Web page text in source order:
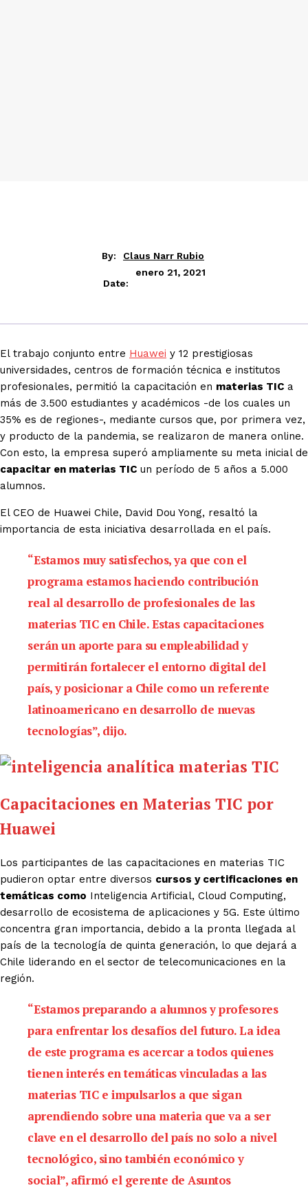
By: Claus Narr Rubio
Date:
enero 21, 2021
El trabajo conjunto entre Huawei y 12 prestigiosas
universidades, centros de formación técnica e institutos
profesionales, permitió la capacitación en materias TIC a
más de 3.500 estudiantes y académicos -de los cuales un
35% es de regiones-, mediante cursos que, por primera vez,
y producto de la pandemia, se realizaron de manera online.
Con esto, la empresa superó ampliamente su meta inicial de
capacitar en materias TIC un período de 5 años a 5.000
alumnos.
El CEO de Huawei Chile, David Dou Yong, resaltó la
importancia de esta iniciativa desarrollada en el país.
“Estamos muy satisfechos, ya que con el
programa estamos haciendo contribución
real al desarrollo de profesionales de las
materias TIC en Chile. Estas capacitaciones
serán un aporte para su empleabilidad y
permitirán fortalecer el entorno digital del
país, y posicionar a Chile como un referente
latinoamericano en desarrollo de nuevas
tecnologías”, dijo.
Capacitaciones en Materias TIC por
Huawei
Los participantes de las capacitaciones en materias TIC
pudieron optar entre diversos cursos y certificaciones en
temáticas como Inteligencia Artificial, Cloud Computing,
desarrollo de ecosistema de aplicaciones y 5G. Este último
concentra gran importancia, debido a la pronta llegada al
país de la tecnología de quinta generación, lo que dejará a
Chile liderando en el sector de telecomunicaciones en la
región.
“Estamos preparando a alumnos y profesores
para enfrentar los desafíos del futuro. La idea
de este programa es acercar a todos quienes
tienen interés en temáticas vinculadas a las
materias TIC e impulsarlos a que sigan
aprendiendo sobre una materia que va a ser
clave en el desarrollo del país no solo a nivel
tecnológico, sino también económico y
social”, afirmó el gerente de Asuntos